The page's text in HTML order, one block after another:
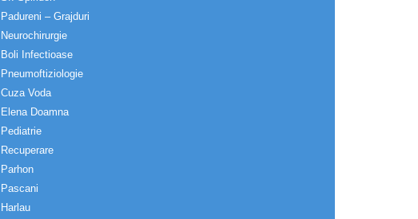
Padureni – Grajduri
Neurochirurgie
Boli Infectioase
Pneumoftiziologie
Cuza Voda
Elena Doamna
Pediatrie
Recuperare
Parhon
Pascani
Harlau